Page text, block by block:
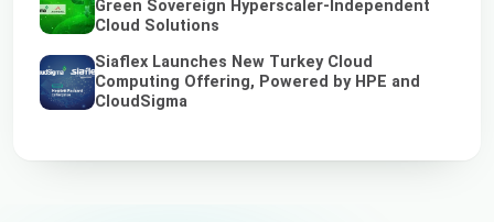
Green Sovereign Hyperscaler-Independent
Cloud Solutions
Siaflex Launches New Turkey Cloud
Computing Offering, Powered by HPE and
CloudSigma